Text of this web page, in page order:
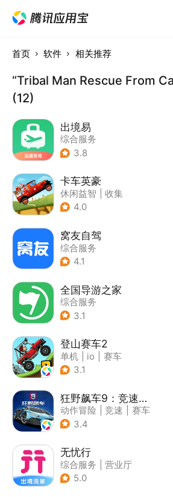
首页 软件 相关推荐
“Tribal Man Rescue From
(12)
出境易
综合服务
3.8
卡车英豪
休闲益智
收集
4.0
窝友自驾
综合服务
4.1
全国导游之家
综合服务
3.1
登山赛车2
单机 io
赛车
| 欧美风
3.1
狂野飙车9：竞速传奇
动作冒险 竞速
赛车
| 狂野飙车
3.4
无忧行
综合服务
营业厅
5.0